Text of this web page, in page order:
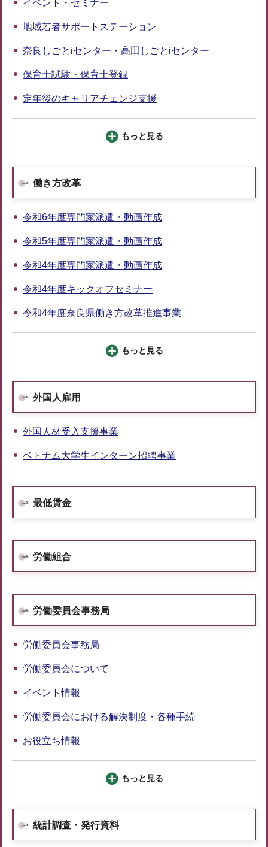
イベント・セミナー
地域若者サポートステーション
奈良しごとiセンター・高田しごとiセンター
保育士試験・保育士登録
定年後のキャリアチェンジ支援
もっと見る
働き方改革
令和6年度専門家派遣・動画作成
令和5年度専門家派遣・動画作成
令和4年度専門家派遣・動画作成
令和4年度キックオフセミナー
令和4年度奈良県働き方改革推進事業
もっと見る
外国人雇用
外国人材受入支援事業
ベトナム大学生インターン招聘事業
最低賃金
労働組合
労働委員会事務局
労働委員会事務局
労働委員会について
イベント情報
労働委員会における解決制度・各種手続
お役立ち情報
もっと見る
統計調査・発行資料